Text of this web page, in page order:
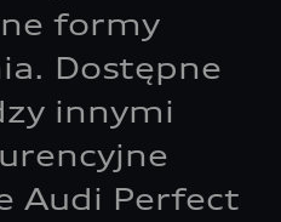
formy
Dostępne
innymi
Audi Perfect